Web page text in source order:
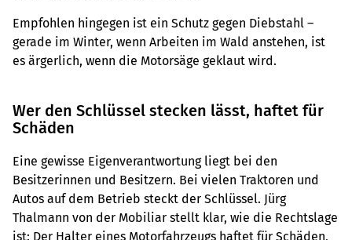
Empfohlen hingegen ist ein Schutz gegen Diebstahl –
gerade im Winter, wenn Arbeiten im Wald anstehen, ist
es ärgerlich, wenn die Motorsäge geklaut wird.
Wer den Schlüssel stecken lässt, haftet für
Schäden
Eine gewisse Eigenverantwortung liegt bei den
Besitzerinnen und Besitzern. Bei vielen Traktoren und
Autos auf dem Betrieb steckt der Schlüssel. Jürg
Thalmann von der Mobiliar stellt klar, wie die Rechtslage
ist: Der Halter eines Motorfahrzeugs haftet für Schäden,